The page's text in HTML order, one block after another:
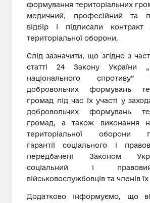
формування територіальних
медичний, професійний та
відбір і підписали контракт
територіальної оборони.
Слід зазначити, що згідно з
статті 24 Закону України
національного
добровольчих формувань
громад під час їх участі у
добровольчих формувань
громад, а також виконання
територіальної оборони
гарантії соціального і
передбачені Законом
соціальний і
військовослужбовців та членів їх
Додатково інформуємо, що